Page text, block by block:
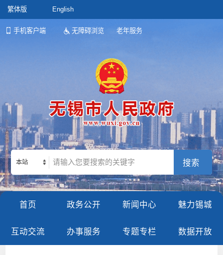
繁体版 English
手机客户端 无障碍浏览 老年服务
本站
首页 政务公开 新闻中心 魅力锡城
互动交流 办事服务 专题专栏 数据开放